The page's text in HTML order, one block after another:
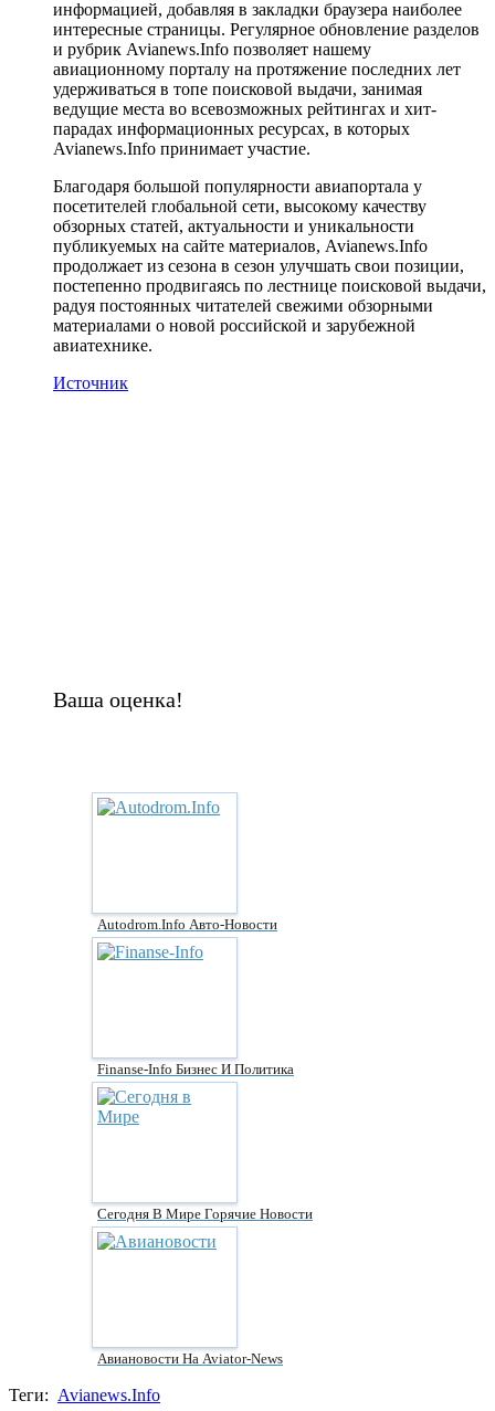
информацией, добавляя в закладки браузера наиболее
интересные страницы. Регулярное обновление разделов
и рубрик Avianews.Info позволяет нашему
авиационному порталу на протяжение последних лет
удерживаться в топе поисковой выдачи, занимая
ведущие места во всевозможных рейтингах и хит-
парадах информационных ресурсах, в которых
Avianews.Info принимает участие.
Благодаря большой популярности авиапортала у
посетителей глобальной сети, высокому качеству
обзорных статей, актуальности и уникальности
публикуемых на сайте материалов, Avianews.Info
продолжает из сезона в сезон улучшать свои позиции,
постепенно продвигаясь по лестнице поисковой выдачи,
радуя постоянных читателей свежими обзорными
материалами о новой российской и зарубежной
авиатехнике.
Источник
Ваша оценка!
Autodrom.Info Авто-Новости
Finanse-Info Бизнес И Политика
Сегодня В Мире Горячие Новости
Авиановости На Aviator-News
Теги: Avianews.Info